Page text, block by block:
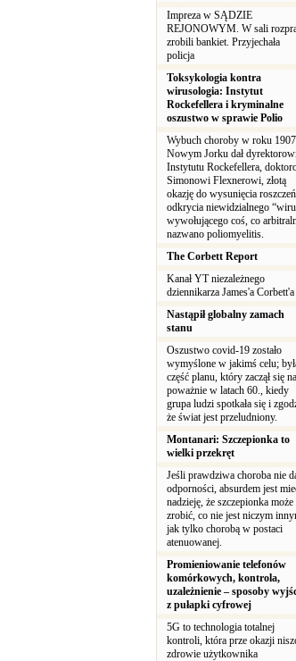
Impreza w SĄDZIE
REJONOWYM. W sali
zrobili bankiet. Przyjechała
policja
Toksykologia kontra
wirusologia: Instytut
Rockefellera i kryminalne
oszustwo w sprawie Polio
Wybuch choroby w roku
Nowym Jorku dał
Instytutu Rockefellera,
Simonowi Flexnerowi, złotą
okazję do wysunięcia
odkrycia niewidzialnego
wywołującego coś, co
nazwano poliomyelitis.
The Corbett Report
Kanał YT niezależnego
dziennikarza James'a Corbett'a
Nastąpił globalny zamach
stanu
Oszustwo covid-19 zostało
wymyślone w jakimś celu;
część planu, który zaczął się na
poważnie w latach 60., kiedy
grupa ludzi spotkała się i
że świat jest przeludniony.
Montanari: Szczepionka to
wielki przekręt
Jeśli prawdziwa choroba nie
odporności, absurdem jest
nadzieję, że szczepionka może
zrobić, co nie jest niczym
jak tylko chorobą w postaci
atenuowanej.
Promieniowanie telefonów
komórkowych, kontrola,
uzależnienie – sposoby
z pułapki cyfrowej
5G to technologia totalnej
kontroli, która prze okazji
zdrowie użytkownika